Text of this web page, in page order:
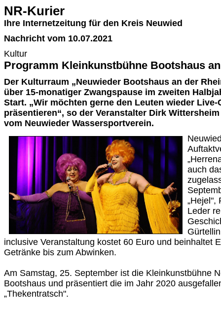
NR-Kurier
Ihre Internetzeitung für den Kreis Neuwied
Nachricht vom 10.07.2021
Kultur
Programm Kleinkunstbühne Bootshaus
Der Kulturraum „Neuwieder Bootshaus an der
über 15-monatiger Zwangspause im zweiten
Start. „Wir möchten gerne den Leuten wieder
präsentieren“, so der Veranstalter Dirk
vom Neuwieder Wassersportverein.
auch
„Hejel",
Leder
inclusive Veranstaltung kostet 60 Euro und beinhaltet
Getränke bis zum Abwinken.
Am Samstag, 25. September ist die Kleinkunstbühne
Bootshaus und präsentiert die im Jahr 2020
„Thekentratsch".